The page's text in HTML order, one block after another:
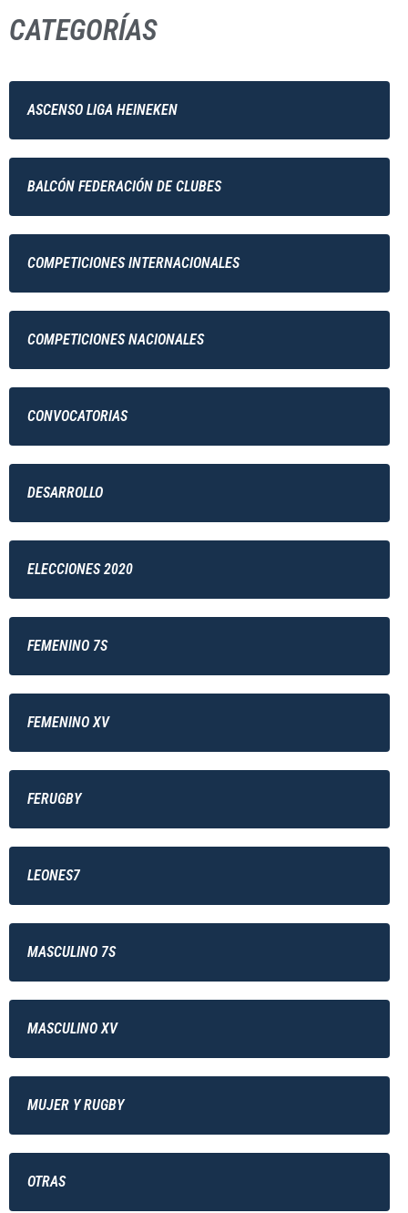
CATEGORÍAS
ASCENSO LIGA HEINEKEN
BALCÓN FEDERACIÓN DE CLUBES
COMPETICIONES INTERNACIONALES
COMPETICIONES NACIONALES
CONVOCATORIAS
DESARROLLO
ELECCIONES 2020
FEMENINO 7S
FEMENINO XV
FERUGBY
LEONES7
MASCULINO 7S
MASCULINO XV
MUJER Y RUGBY
OTRAS